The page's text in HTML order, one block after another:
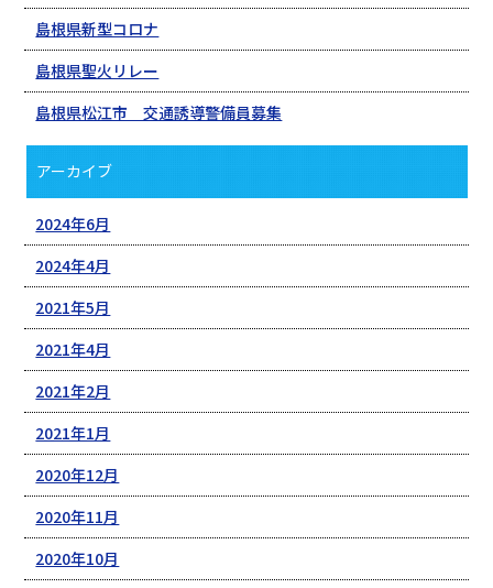
島根県新型コロナ
島根県聖火リレー
島根県松江市 交通誘導警備員募集
アーカイブ
2024年6月
2024年4月
2021年5月
2021年4月
2021年2月
2021年1月
2020年12月
2020年11月
2020年10月